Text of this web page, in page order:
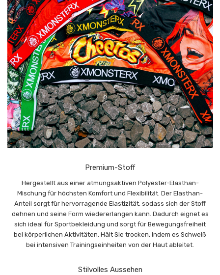
Premium-Stoff
Hergestellt aus einer atmungsaktiven Polyester-Elasthan-
Mischung für höchsten Komfort und Flexibilität. Der Elasthan-
Anteil sorgt für hervorragende Elastizität, sodass sich der Stoff
dehnen und seine Form wiedererlangen kann. Dadurch eignet es
sich ideal für Sportbekleidung und sorgt für Bewegungsfreiheit
bei körperlichen Aktivitäten. Hält Sie trocken, indem es Schweiß
bei intensiven Trainingseinheiten von der Haut ableitet.
Stilvolles Aussehen